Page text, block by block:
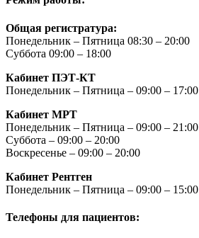
Общая регистратура:
Понедельник – Пятница 08:30 – 20:00
Суббота 09:00 – 18:00
Кабинет ПЭТ-КТ
Понедельник – Пятница – 09:00 – 17:00
Кабинет МРТ
Понедельник – Пятница – 09:00 – 21:00
Суббота – 09:00 – 20:00
Воскресенье – 09:00 – 20:00
Кабинет Рентген
Понедельник – Пятница – 09:00 – 15:00
Телефоны для пациентов: